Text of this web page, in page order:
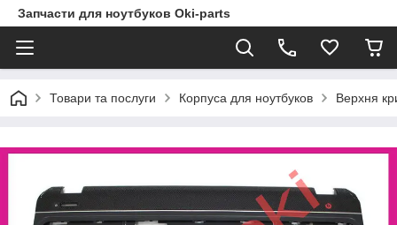
Запчасти для ноутбуков Oki-parts
Товари та послуги Корпуса для ноутбуков Верхня